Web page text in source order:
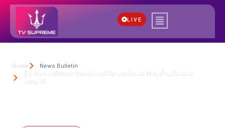
LIVE
Home
News Bulletin
ශ්‍රී ලංකා – පාකිස්තාන ඒකාබද්ධ ආර්ථික කොමිසමේ 13 වැනි සැසිය ඊයේ
කොළඹදී